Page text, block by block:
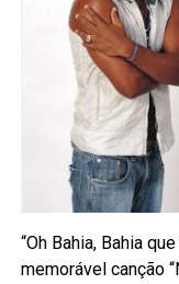
“Oh Bahia, Bahia
memorável canção